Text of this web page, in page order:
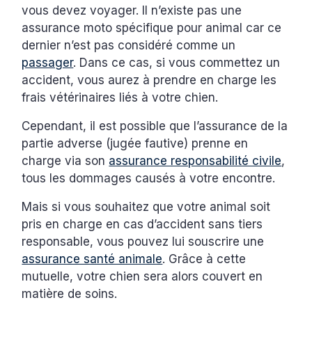
vous devez voyager. Il n’existe pas une
assurance moto spécifique pour animal car ce
dernier n’est pas considéré comme un
passager. Dans ce cas, si vous commettez un
accident, vous aurez à prendre en charge les
frais vétérinaires liés à votre chien.
Cependant, il est possible que l’assurance de la
partie adverse (jugée fautive) prenne en
charge via son assurance responsabilité civile,
tous les dommages causés à votre encontre.
Mais si vous souhaitez que votre animal soit
pris en charge en cas d’accident sans tiers
responsable, vous pouvez lui souscrire une
assurance santé animale. Grâce à cette
mutuelle, votre chien sera alors couvert en
matière de soins.